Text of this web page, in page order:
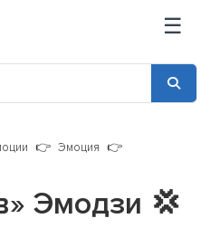
☰
Эмоция
Эмодзи 💢